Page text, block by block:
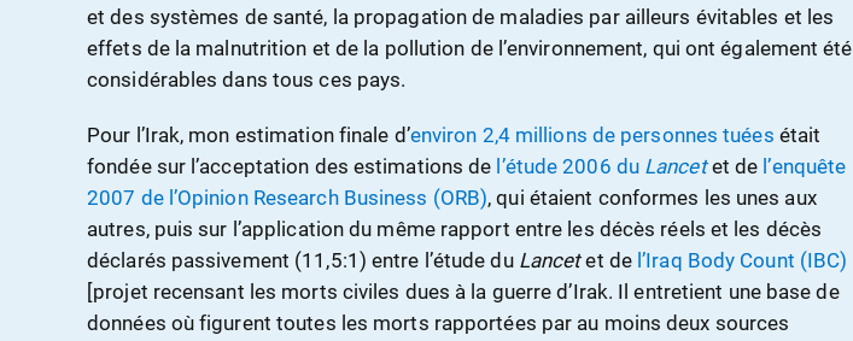
et des systèmes de santé, la propagation de maladies par ailleurs évitables et les
effets de la malnutrition et de la pollution de l’environnement, qui ont également été
considérables dans tous ces pays.
Pour l’Irak, mon estimation finale d’environ 2,4 millions de personnes tuées était
fondée sur l’acceptation des estimations de l’étude 2006 du Lancetet de l’enquête
2007 de l’Opinion Research Business (ORB), qui étaient conformes les unes aux
autres, puis sur l’application du même rapport entre les décès réels et les décès
déclarés passivement (11,5:1) entre l’étude du Lancetet de l’Iraq Body Count (IBC)
[projet recensant les morts civiles dues à la guerre d’Irak. Il entretient une base de
données où figurent toutes les morts rapportées par au moins deux sources